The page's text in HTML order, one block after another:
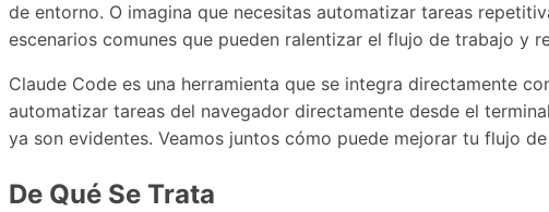
de entorno. O imagina que necesitas automatizar tareas
escenarios comunes que pueden ralentizar el flujo de trabajo y
Claude Code es una herramienta que se integra directamente
automatizar tareas del navegador directamente desde el
ya son evidentes. Veamos juntos cómo puede mejorar tu flujo
De Qué Se Trata